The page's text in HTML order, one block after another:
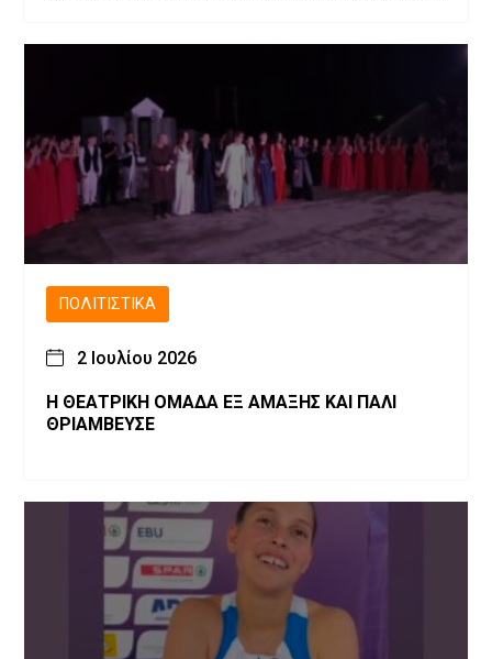
ΠΟΛΙΤΙΣΤΙΚΆ
2 Ιουλίου 2026
Η ΘΕΑΤΡΙΚΗ ΟΜΑΔΑ ΕΞ ΑΜΑΞΗΣ ΚΑΙ ΠΑΛΙ
ΘΡΙΑΜΒΕΥΣΕ